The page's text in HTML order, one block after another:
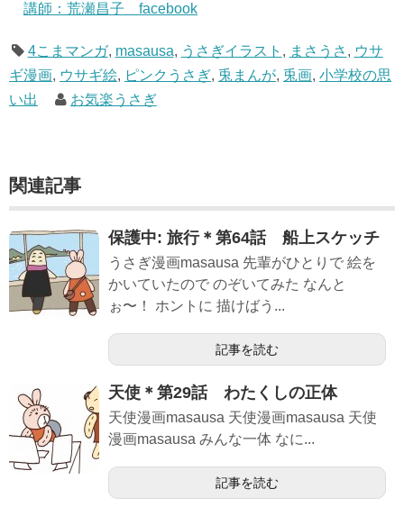
講師：荒瀬昌子 facebook
4こまマンガ, masausa, うさぎイラスト , まさうさ , ウサ
ギ漫画, ウサギ絵, ピンクうさぎ, 兎まんが, 兎画, 小学校の思
い出
お気楽うさぎ
関連記事
保護中: 旅行＊第64話 船上スケッチ
うさぎ漫画masausa 先輩がひとりで 絵を
かいていたので のぞいてみた なんと
ぉ〜！ ホントに 描けばう...
記事を読む
天使＊第29話 わたくしの正体
天使漫画masausa 天使漫画masausa 天使
漫画masausa みんな一体 なに...
記事を読む